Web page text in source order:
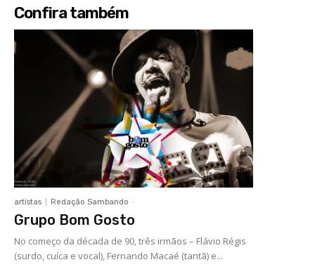
Confira também
artistas Redação Sambando -
Grupo Bom Gosto
No começo da década de 90, três irmãos – Flávio Régis
(surdo, cuíca e vocal), Fernando Macaé (tantã) e...